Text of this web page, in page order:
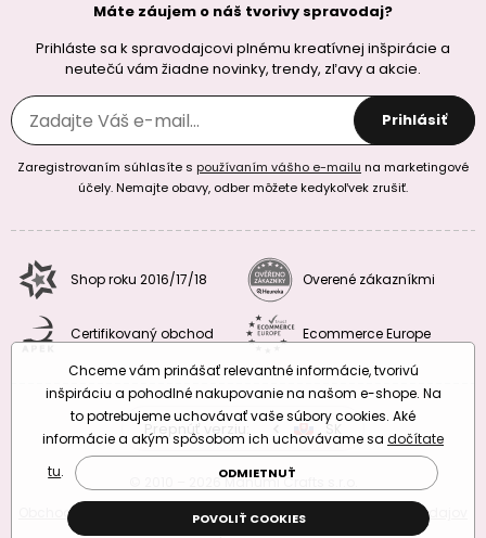
Máte záujem o náš tvorivy spravodaj?
Prihláste sa k spravodajcovi plnému kreatívnej inšpirácie a
neutečú vám žiadne novinky, trendy, zľavy a akcie.
Prihlásiť
Zaregistrovaním súhlasíte s používaním vášho e-mailu na marketingové
účely. Nemajte obavy, odber môžete kedykoľvek zrušiť.
Shop roku 2016/17/18 Overené zákazníkmi
Certifikovaný obchod Ecommerce Europe
Prepnúť verziu: CZSK
© 2010 – 2026 Manumi Crafts s.r.o.
Obchodné podmienky
Podmienky ochrany osobných údajov
Chceme vám prinášať relevantné informácie, tvorivú
inšpiráciu a pohodlné nakupovanie na našom e-shope. Na
to potrebujeme uchovávať vaše súbory cookies. Aké
informácie a akým spôsobom ich uchovávame sa dočítate
tu. ODMIETNUŤ
POVOLIŤ COOKIES